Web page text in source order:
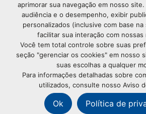
(41) 3320-
2929
© CopyrightAssociação Comercial do
direitos reservados
76.583.004/0001-01
aprimorar sua navegação em nosso
audiência e o desempenho, exibir
personalizados (inclusive com base na
facilitar sua interação com nossas
Você tem total controle sobre suas
seção "gerenciar os cookies" em nosso
suas escolhas a qualquer
Para informações detalhadas sobre
utilizados, consulte nosso Aviso
Ok Política de